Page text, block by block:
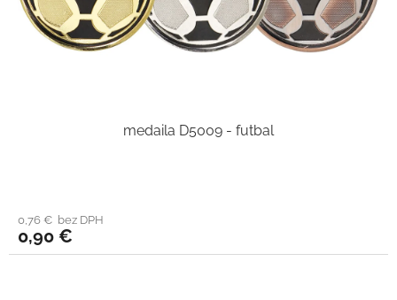
medaila D5009 - futbal
0,76 € bez DPH
0,90 €